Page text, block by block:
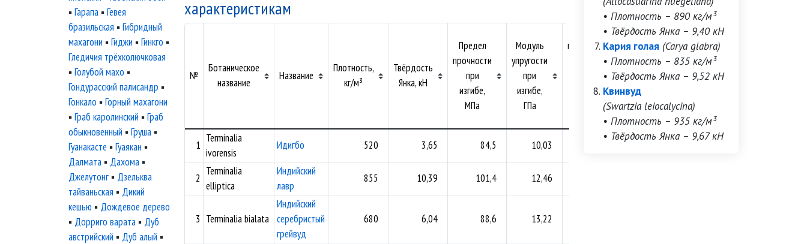
характеристикам
№
Ботаническое
название
Название
Плотность,
кг/м³
Твёрдость
Янка, кН
Предел
прочности
при
изгибе,
МПа
Модуль
упругости
при
изгибе,
ГПа
прочности
вдоль
1
Terminalia
ivorensis
Идигбо 520 3,65 84,5 10,03
2
Terminalia
elliptica
Индийский
лавр
855 10,39 101,4 12,46
3 Terminalia bialata
Индийский
серебристый
грейвуд
680 6,04 88,6 13,22
▪Гарапа ▪Гевея
бразильская ▪Гибридный
махагони ▪Гиджи ▪Гинкго ▪
Гледичия трёхколючковая
▪Голубой махо ▪
Гондурасский палисандр ▪
Гонкало ▪Горный махагони
▪Граб каролинский ▪Граб
обыкновенный ▪Груша ▪
Гуанакасте ▪Гуаякан ▪
Далмата ▪ Дахома ▪
Джелутонг ▪ Дзельква
тайваньская ▪ Дикий
кешью ▪ Дождевое дерево
▪ Дорриго варата ▪ Дуб
австрийский ▪ Дуб алый ▪
• Плотность – 890 кг/м³
• Твёрдость Янка – 9,40 кН
Кария голая (Carya glabra)
• Плотность – 835 кг/м³
• Твёрдость Янка – 9,52 кН
Квинвуд
(Swartzia leiocalycina)
• Плотность – 935 кг/м³
• Твёрдость Янка – 9,67 кН